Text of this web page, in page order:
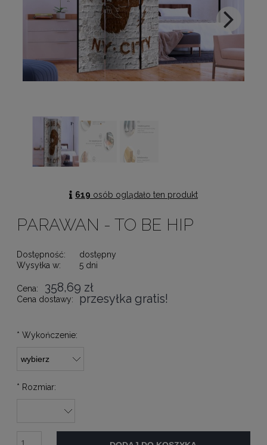
619 osób oglądało ten produkt
PARAWAN - TO BE HIP
Dostępność:
dostępny
Wysyłka w:
5 dni
Cena: 358,69 zł
Cena dostawy: przesyłka gratis!
* Wykończenie:
* Rozmiar: